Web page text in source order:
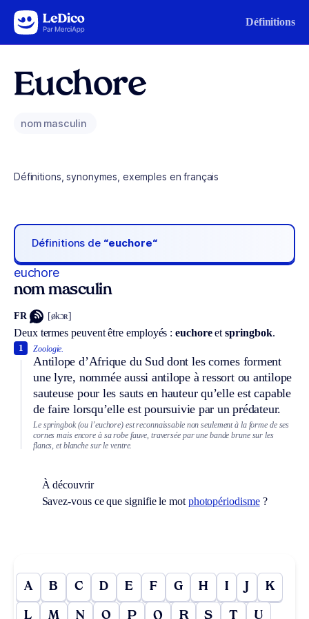
Aller au contenu Définitions
Euchore
nom masculin
Définitions, synonymes, exemples en français
Définitions de “euchore“
euchore
nom masculin
FR [økɔʀ]
Deux termes peuvent être employés :euchoreetspringbok.
Zoologie.
Antilope d’Afrique du Sud dont les cornes forment
une lyre, nommée aussi antilope à ressort ou antilope
sauteuse pour les sauts en hauteur qu’elle est capable
de faire lorsqu’elle est poursuivie par un prédateur.
1
Le springbok (ou l’euchore) est reconnaissable non seulement à la forme de ses
cornes mais encore à sa robe fauve, traversée par une bande brune sur les
flancs, et blanche sur le ventre.
À découvrir
Savez-vous ce que signifie le mot photopériodisme?
A B C D E F G H I J K
L M N O P Q R S T U